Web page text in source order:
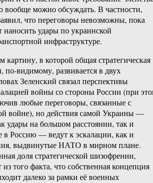
можно обсуждать. В частности,
что переговоры невозможны, пока
наносить удары по украинской
инфраструктуре.
в которой общая стратегическая
видимому, развивается в двух
Зеленский связал перспективы
войны со стороны России (при
любые переговоры, связанные с
войне), но действия самой Украины —
удары на большом расстоянии, так и
в Россию — ведут к эскалации, как и
выдвинутые НАТО в мирном плане.
доля стратегической шизофрении,
из того факта, что собственная концепция
далеко за рамки её военных